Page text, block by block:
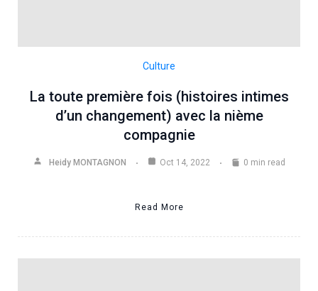
Culture
La toute première fois (histoires intimes
d’un changement) avec la nième
compagnie
Heidy MONTAGNON Oct 14, 2022 0 min read
Read More